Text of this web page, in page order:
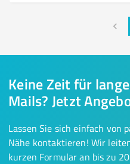
Keine Zeit für
Mails? Jetzt
Lassen Sie sich einfach von
Nähe kontaktieren! Wir
kurzen Formular an bis zu